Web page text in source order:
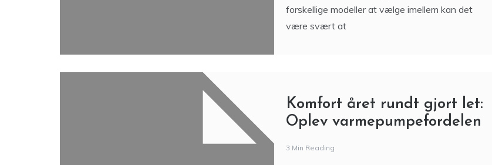
forskellige modeller at vælge imellem kan det
være svært at
Komfort året rundt gjort let:
Oplev varmepumpefordelen
3 Min Reading